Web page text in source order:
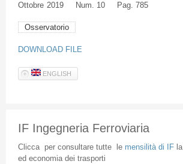
Ottobre 2019 Num. 10 Pag. 785
Osservatorio
DOWNLOAD FILE
ENGLISH
IF Ingegneria Ferroviaria
Cliccaper consultare tuttele mensilità di IFla
ed economia dei trasporti